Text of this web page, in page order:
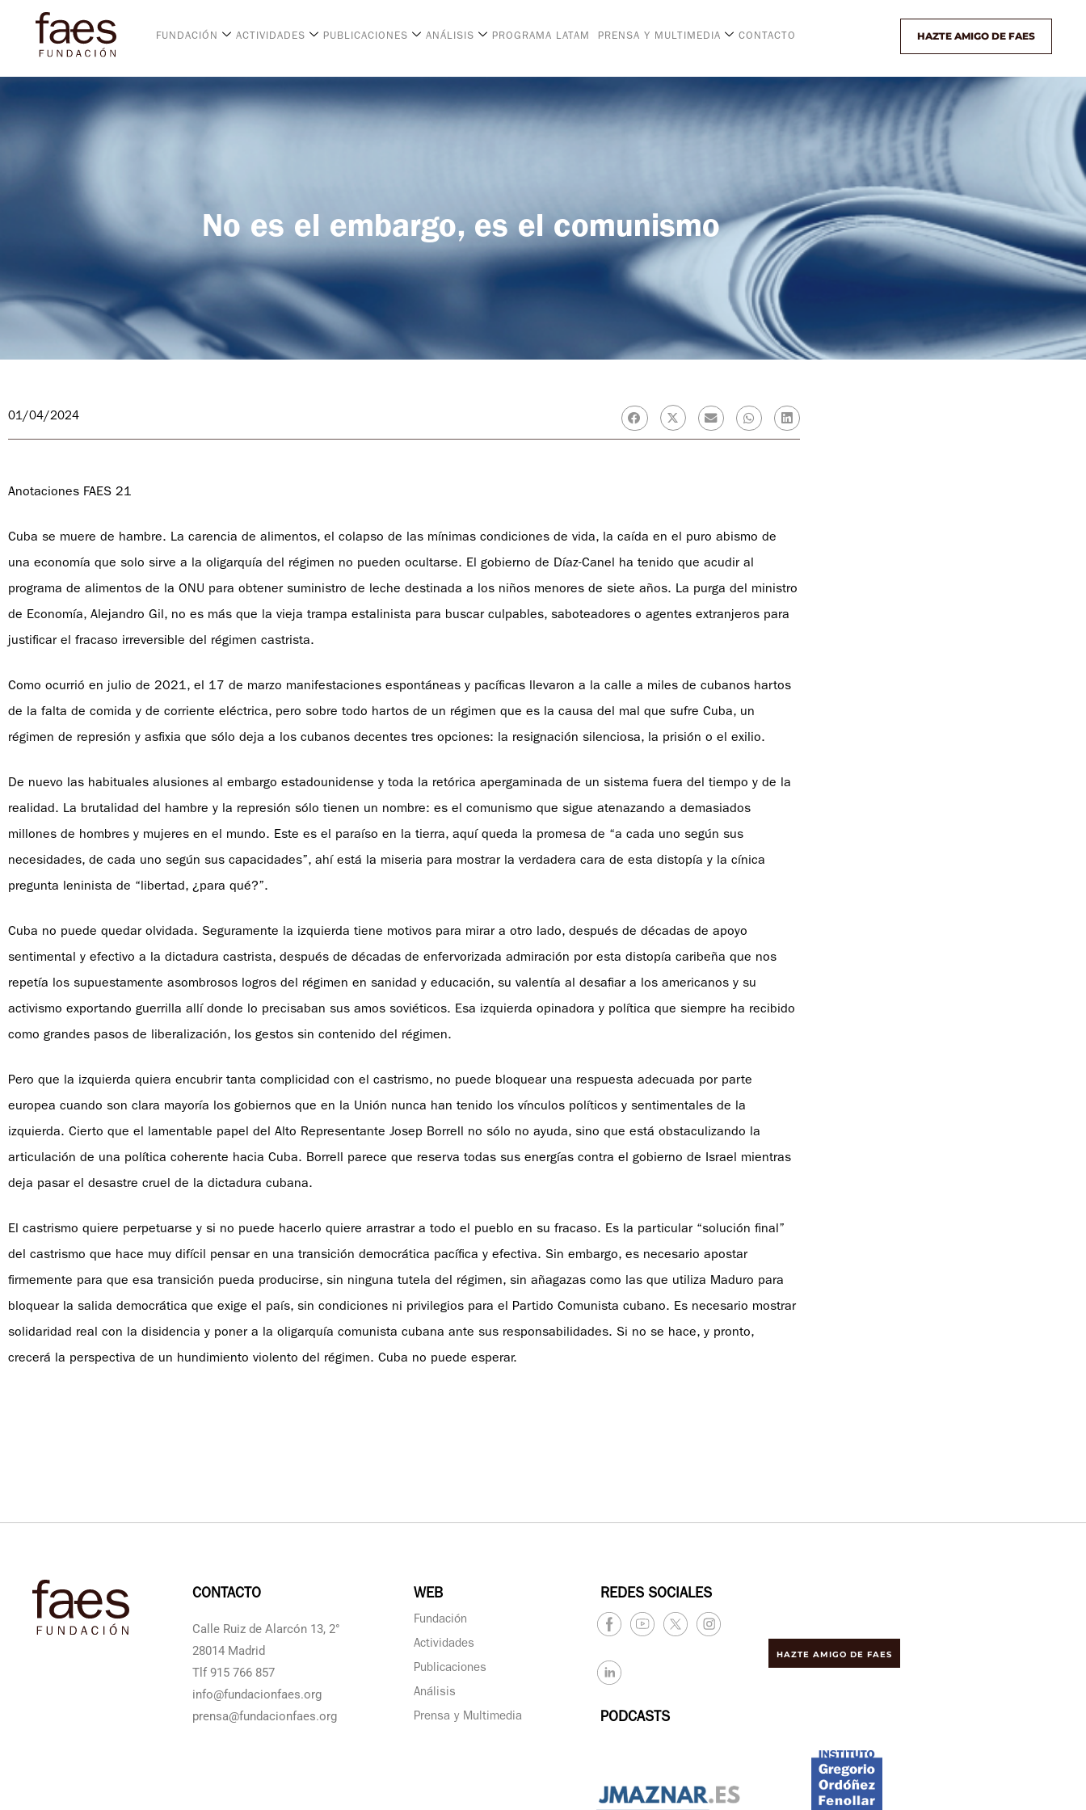
FUNDACIÓN ACTIVIDADES PUBLICACIONES ANÁLISIS PROGRAMA LATAM PRENSA Y MULTIMEDIA CONTACTO HAZTE AMIGO DE FAES
No es el embargo, es el comunismo
01/04/2024
Anotaciones FAES 21
Cuba se muere de hambre. La carencia de alimentos, el colapso de las mínimas condiciones de vida, la caída en el puro abismo de
una economía que solo sirve a la oligarquía del régimen no pueden ocultarse. El gobierno de Díaz-Canel ha tenido que acudir al
programa de alimentos de la ONU para obtener suministro de leche destinada a los niños menores de siete años. La purga del ministro
de Economía, Alejandro Gil, no es más que la vieja trampa estalinista para buscar culpables, saboteadores o agentes extranjeros para
justificar el fracaso irreversible del régimen castrista.
Como ocurrió en julio de 2021, el 17 de marzo manifestaciones espontáneas y pacíficas llevaron a la calle a miles de cubanos hartos
de la falta de comida y de corriente eléctrica, pero sobre todo hartos de un régimen que es la causa del mal que sufre Cuba, un
régimen de represión y asfixia que sólo deja a los cubanos decentes tres opciones: la resignación silenciosa, la prisión o el exilio.
De nuevo las habituales alusiones al embargo estadounidense y toda la retórica apergaminada de un sistema fuera del tiempo y de la
realidad. La brutalidad del hambre y la represión sólo tienen un nombre: es el comunismo que sigue atenazando a demasiados
millones de hombres y mujeres en el mundo. Este es el paraíso en la tierra, aquí queda la promesa de “a cada uno según sus
necesidades, de cada uno según sus capacidades”, ahí está la miseria para mostrar la verdadera cara de esta distopía y la cínica
pregunta leninista de “libertad, ¿para qué?”.
Cuba no puede quedar olvidada. Seguramente la izquierda tiene motivos para mirar a otro lado, después de décadas de apoyo
sentimental y efectivo a la dictadura castrista, después de décadas de enfervorizada admiración por esta distopía caribeña que nos
repetía los supuestamente asombrosos logros del régimen en sanidad y educación, su valentía al desafiar a los americanos y su
activismo exportando guerrilla allí donde lo precisaban sus amos soviéticos. Esa izquierda opinadora y política que siempre ha recibido
como grandes pasos de liberalización, los gestos sin contenido del régimen.
Pero que la izquierda quiera encubrir tanta complicidad con el castrismo, no puede bloquear una respuesta adecuada por parte
europea cuando son clara mayoría los gobiernos que en la Unión nunca han tenido los vínculos políticos y sentimentales de la
izquierda. Cierto que el lamentable papel del Alto Representante Josep Borrell no sólo no ayuda, sino que está obstaculizando la
articulación de una política coherente hacia Cuba. Borrell parece que reserva todas sus energías contra el gobierno de Israel mientras
deja pasar el desastre cruel de la dictadura cubana.
El castrismo quiere perpetuarse y si no puede hacerlo quiere arrastrar a todo el pueblo en su fracaso. Es la particular “solución final”
del castrismo que hace muy difícil pensar en una transición democrática pacífica y efectiva. Sin embargo, es necesario apostar
firmemente para que esa transición pueda producirse, sin ninguna tutela del régimen, sin añagazas como las que utiliza Maduro para
bloquear la salida democrática que exige el país, sin condiciones ni privilegios para el Partido Comunista cubano. Es necesario mostrar
solidaridad real con la disidencia y poner a la oligarquía comunista cubana ante sus responsabilidades. Si no se hace, y pronto,
crecerá la perspectiva de un hundimiento violento del régimen. Cuba no puede esperar.
CONTACTO
Calle Ruiz de Alarcón 13, 2°
28014 Madrid
Tlf 915 766 857
info@fundacionfaes.org
prensa@fundacionfaes.org
WEB
Fundación
Actividades
Publicaciones
Análisis
Prensa y Multimedia
REDES SOCIALES
PODCASTS
HAZTE AMIGO DE FAES